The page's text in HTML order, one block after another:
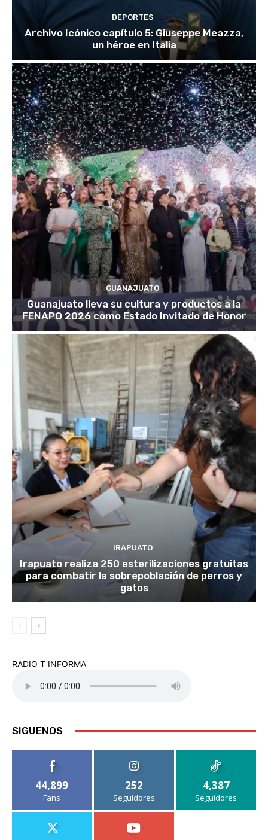
DEPORTES
Archivo Icónico capítulo 5: Giuseppe Meazza,
un héroe en Italia
GUANAJUATO
Guanajuato lleva su cultura y productos a la
FENAPO 2026 como Estado Invitado de Honor
IRAPUATO
Irapuato realiza 250 esterilizaciones gratuitas
para combatir la sobrepoblación de perros y
gatos
RADIO T INFORMA
SIGUENOS
44,899
Fans
252
Seguidores
4,387
Seguidores